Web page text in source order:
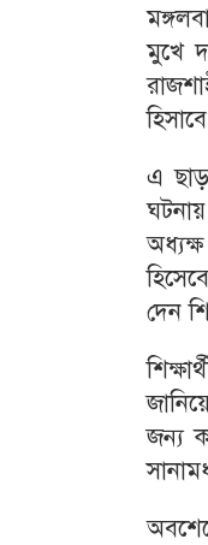
মুখে
এ
দেন
জন্য